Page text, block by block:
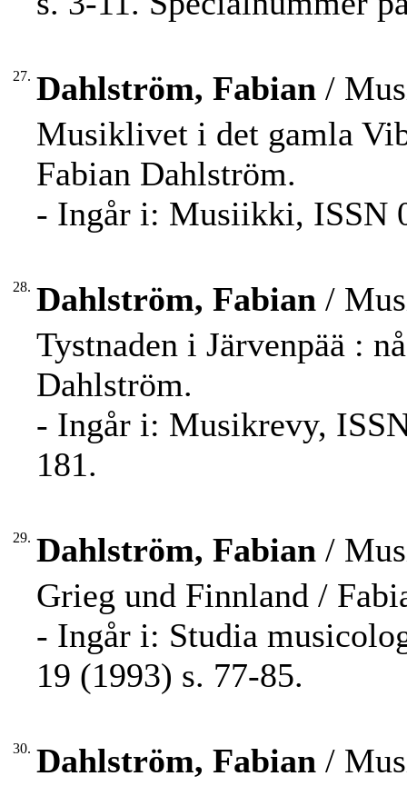
27. Dahlström, Fabian /
Musiklivet i det gamla
Fabian Dahlström.
- Ingår i: Musiikki, ISSN
28. Dahlström, Fabian /
Tystnaden i Järvenpää :
Dahlström.
- Ingår i: Musikrevy,
181.
29. Dahlström, Fabian /
Grieg und Finnland /
- Ingår i: Studia
19 (1993) s. 77-85.
30. Dahlström, Fabian /